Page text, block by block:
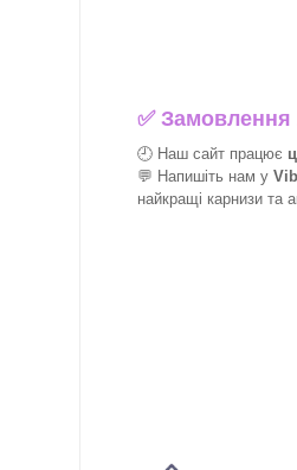
✅Замовлення
🕘 Наш сайт працює
💬 Напишіть нам у
найкращі карнизи та